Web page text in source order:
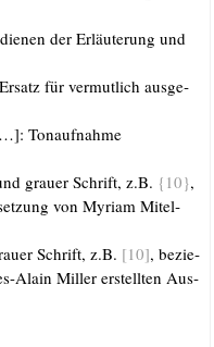
der Erläu­te­rung und
für ver­mut­lich aus­ge­
Ton­auf­nah­me
grau­er Schrift, z.B. {10},
von Myri­am Mit­el­
Schrift, z.B. [10], bezie­
Alain Mil­ler erstell­ten Aus­